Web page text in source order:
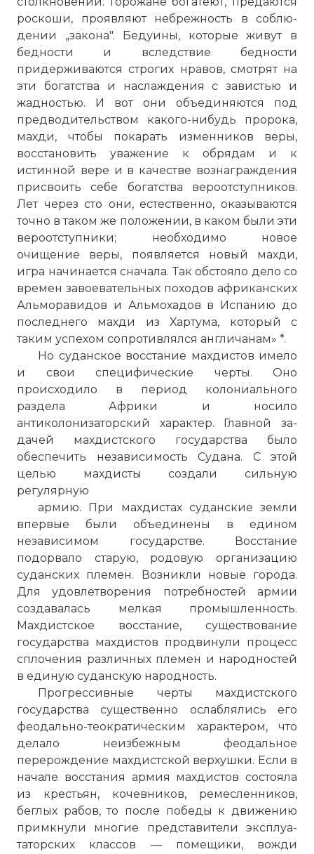
роскоши, проявляют небрежность в соблю­
дении „закона". Бедуины, которые живут в
бедности и вслед­ствие бедности
придерживаются строгих нравов, смотрят на
эти богатства и наслаждения с завистью и
жадностью. И вот они объединяются под
предводительством какого-нибудь проро­ка,
махди, чтобы покарать изменников веры,
восстановить ува­жение к обрядам и к
истинной вере и в качестве вознагражде­ния
присвоить себе богатства вероотступников.
Лет через сто они, естественно, оказываются
точно в таком же положении, в каком были эти
вероотступники; необходимо новое
очищение веры, появляется новый махди,
игра начинается сначала. Так обстояло дело со
времен завоевательных походов африканских
Альморавидов и Альмохадов в Испанию до
последнего махди изХартума, который с
таким успехом сопротивлялся англича­нам» *.
Но суданское восстание махдистов имело
и свои специфиче­ские черты. Оно
происходило в период колониального
раздела Африки и носило
антиколонизаторский характер. Главной за­
дачей махдистского государства было
обеспечить независимость Судана. С этой
целью махдисты создали сильную
регулярную
армию. При махдистах суданские земли
впервые были объеди­нены в едином
независимом государстве. Восстание
подорвало старую, родовую организацию
суданских племен. Возникли но­вые города.
Для удовлетворения потребностей армии
создава­лась мелкая промышленность.
Махдистское восстание, сущест­вование
государства махдистов продвинули процесс
сплочения различных племен и народностей
в единую суданскую народ­ность.
Прогрессивные черты махдистского
государства существен­но ослаблялись его
феодально-теократическим характером, что
делало неизбежным феодальное
перерождение махдистской верхушки. Если в
начале восстания армия махдистов состояла
из крестьян, кочевников, ремесленников,
беглых рабов, то после победы к движению
примкнули многие представители эксплуа­
таторских классов — помещики, вожди
☓
Английские войска в Судане
Фото статьи: